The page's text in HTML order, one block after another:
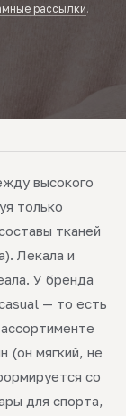
рассылки.
высокого
только
тканей
Лекала и
У бренда
— то есть
(он мягкий, не
со
для спорта,